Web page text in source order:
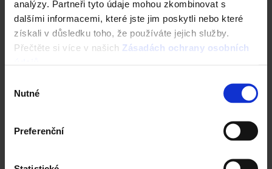
analýzy. Partneři tyto údaje mohou zkombinovat s
dalšími informacemi, které jste jim poskytli nebo které
získali v důsledku toho, že používáte jejich služby.
Přečtěte si více v našich Zásadách ochrany osobních
souhlasu
Nutné
Preferenční